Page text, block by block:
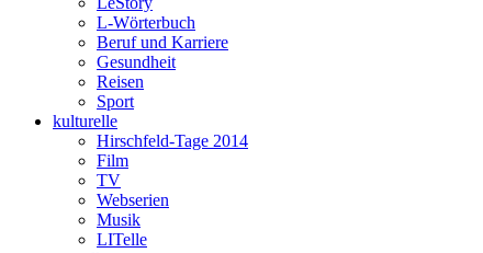
L-Wörterbuch
Beruf und Karriere
Gesundheit
Reisen
Sport
kulturelle
Hirschfeld-Tage 2014
Film
TV
Webserien
Musik
LITelle